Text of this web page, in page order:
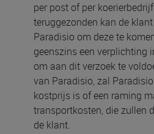
per post of per
teruggezonden kan de
Paradisio om deze te
geenszins een verplichting
om aan dit verzoek te
van Paradisio, zal
kostprijs is of een raming
transportkosten, die zullen
de klant.